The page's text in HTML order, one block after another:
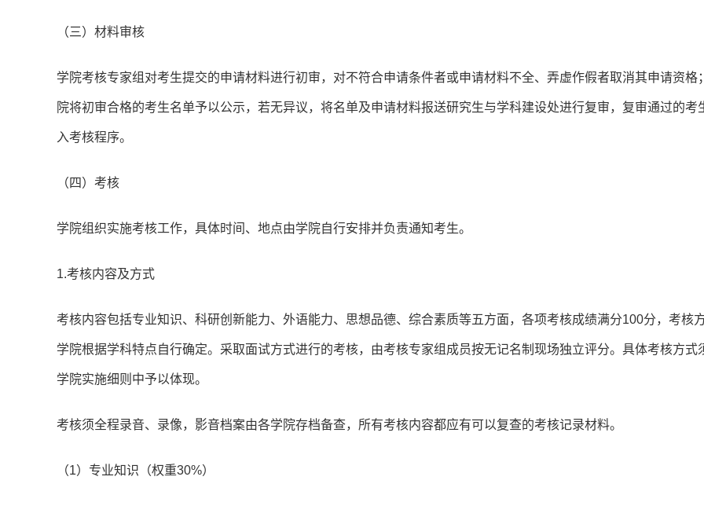
（三）材料审核
学院考核专家组对考生提交的申请材料进行初审，对不符合申请条件者或申请材料不全、弄虚作假者取消其申请资格
院将初审合格的考生名单予以公示，若无异议，将名单及申请材料报送研究生与学科建设处进行复审，复审通过的考
入考核程序。
（四）考核
学院组织实施考核工作，具体时间、地点由学院自行安排并负责通知考生。
1.考核内容及方式
考核内容包括专业知识、科研创新能力、外语能力、思想品德、综合素质等五方面，各项考核成绩满分100分，考核
学院根据学科特点自行确定。采取面试方式进行的考核，由考核专家组成员按无记名制现场独立评分。具体考核方式
学院实施细则中予以体现。
考核须全程录音、录像，影音档案由各学院存档备查，所有考核内容都应有可以复查的考核记录材料。
（1）专业知识（权重30%）